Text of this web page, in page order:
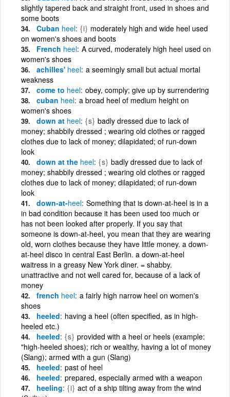
slightly tapered back and straight front, used in shoes and
some boots
Cuban heel {i} moderately high and wide heel used
on women's shoes and boots
French heel A curved, moderately high heel used on
women's shoes
achilles' heel a seemingly small but actual mortal
weakness
come to heel obey, comply; give up by surrendering
cuban heel a broad heel of medium height on
women's shoes
down at heel {s} badly dressed due to lack of
money; shabbily dressed ; wearing old clothes or ragged
clothes due to lack of money; dilapidated; of run-down
look
down at the heel {s} badly dressed due to lack of
money; shabbily dressed ; wearing old clothes or ragged
clothes due to lack of money; dilapidated; of run-down
look
down-at-heel Something that is down-at-heel is in a
in bad condition because it has been used too much or
has not been looked after properly. If you say that
someone is down-at-heel, you mean that they are wearing
old, worn clothes because they have little money. a down-
at-heel disco in central East Berlin. a down-at-heel
waitress in a greasy New York diner. = shabby.
unattractive and not well cared for, because of a lack of
money
french heel a fairly high narrow heel on women's
shoes
heeled having a heel (often specified, as in high-
heeled etc.)
heeled {s} provided with a heel or heels (example:
"high-heeled shoes); rich or wealthy, having a lot of money
(Slang); armed with a gun (Slang)
heeled past of heel
heeled prepared, especially armed with a weapon
heeling {i} act of a ship tilting away from the wind